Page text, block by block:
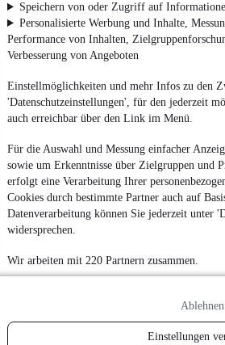
Speichern von oder Zugriff auf
Personalisierte Werbung und Inhalte,
Performance von Inhalten,
Verbesserung von Angeboten
Einstellmöglichkeiten und mehr Infos zu den
'Datenschutzeinstellungen', für den jederzeit
auch erreichbar über den Link im Menü.
Für die Auswahl und Messung einfacher
sowie um Erkenntnisse über Zielgruppen und
erfolgt eine Verarbeitung Ihrer
Cookies durch bestimmte Partner auch auf
Datenverarbeitung können Sie jederzeit unter
widersprechen.
Wir arbeiten mit 220 Partnern zusammen.
Ablehnen
Einstellungen